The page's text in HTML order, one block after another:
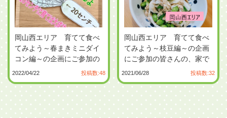
岡山西エリア 育てて食べ
てみよう～春まきミニダイ
コン編～の企画にご参加の
皆さんの家で育てたミニダ
ニダイコンを使った料理の
投稿を募集します。...
2022/04/22 投稿数:48
岡山西エリア 育てて食べ
てみよう～枝豆編～の企画
にご参加の皆さんの、家で
育てた枝豆の様子や収穫し
を募集します。...
2021/06/28 投稿数:32